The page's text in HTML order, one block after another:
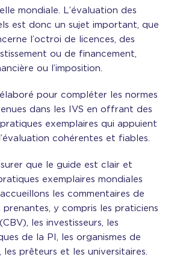
mondiale. L’évaluation des
est donc un sujet important, que
l’octroi de licences, des
ou de financement,
ou l’imposition.
pour compléter les normes
dans les IVS en offrant des
exemplaires qui appuient
cohérentes et fiables.
que le guide est clair et
exemplaires mondiales
les commentaires de
prenantes, y compris les praticiens
les investisseurs, les
de la PI, les organismes de
prêteurs et les universitaires.